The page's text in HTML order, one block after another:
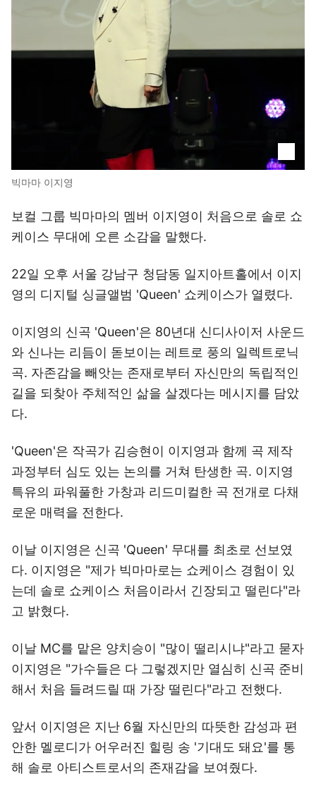
빅마마 이지영
보컬 그룹 빅마마의 멤버 이지영이 처음으로 솔로 쇼
케이스 무대에 오른 소감을 말했다.
22일 오후 서울 강남구 청담동 일지아트홀에서 이지
영의 디지털 싱글앨범 'Queen' 쇼케이스가 열렸다.
이지영의 신곡 'Queen'은 80년대 신디사이저 사운드
와 신나는 리듬이 돋보이는 레트로 풍의 일렉트로닉
곡. 자존감을 빼앗는 존재로부터 자신만의 독립적인
길을 되찾아 주체적인 삶을 살겠다는 메시지를 담았
다.
'Queen'은 작곡가 김승현이 이지영과 함께 곡 제작
과정부터 심도 있는 논의를 거쳐 탄생한 곡. 이지영
특유의 파워풀한 가창과 리드미컬한 곡 전개로 다채
로운 매력을 전한다.
이날 이지영은 신곡 'Queen' 무대를 최초로 선보였
다. 이지영은 "제가 빅마마로는 쇼케이스 경험이 있
는데 솔로 쇼케이스 처음이라서 긴장되고 떨린다"라
고 밝혔다.
이날 MC를 맡은 양치승이 "많이 떨리시냐"라고 묻자
이지영은 "가수들은 다 그렇겠지만 열심히 신곡 준비
해서 처음 들려드릴 때 가장 떨린다"라고 전했다.
앞서 이지영은 지난 6월 자신만의 따뜻한 감성과 편
안한 멜로디가 어우러진 힐링 송 '기대도 돼요'를 통
해 솔로 아티스트로서의 존재감을 보여줬다.